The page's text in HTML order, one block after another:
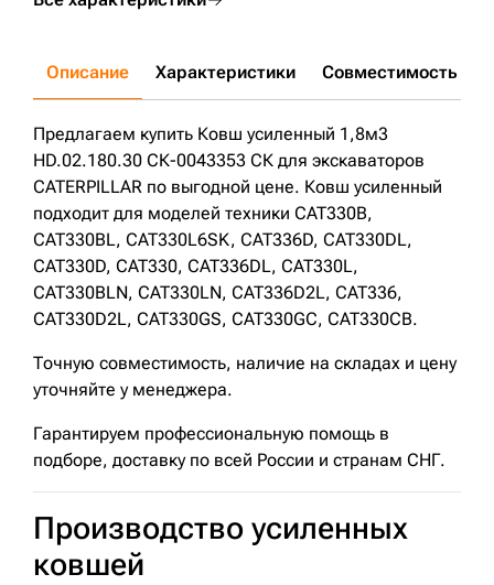
Описание Характеристики Совместимость
Предлагаем купить Ковш усиленный 1,8м3
HD.02.180.30 СК-0043353 СК для экскаваторов
CATERPILLAR по выгодной цене. Ковш усиленный
подходит для моделей техники CAT330B,
CAT330BL, CAT330L6SK, CAT336D, CAT330DL,
CAT330D, CAT330, CAT336DL, CAT330L,
CAT330BLN, CAT330LN, CAT336D2L, CAT336,
CAT330D2L, CAT330GS, CAT330GC, CAT330CB.
Точную совместимость, наличие на складах и цену
уточняйте у менеджера.
Гарантируем профессиональную помощь в
подборе, доставку по всей России и странам СНГ.
Производство усиленных
ковшей